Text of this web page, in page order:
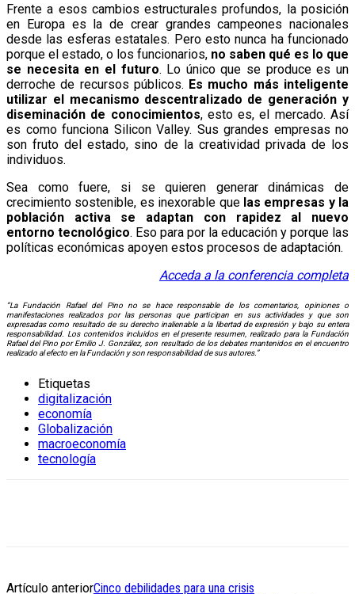
Frente a esos cambios estructurales profundos, la posición
en Europa es la de crear grandes campeones nacionales
desde las esferas estatales. Pero esto nunca ha funcionado
porque el estado, o los funcionarios, no saben qué es lo que
se necesita en el futuro. Lo único que se produce es un
derroche de recursos públicos. Es mucho más inteligente
utilizar el mecanismo descentralizado de generación y
diseminación de conocimientos, esto es, el mercado. Así
es como funciona Silicon Valley. Sus grandes empresas no
son fruto del estado, sino de la creatividad privada de los
individuos.
Sea como fuere, si se quieren generar dinámicas de
crecimiento sostenible, es inexorable que las empresas y la
población activa se adaptan con rapidez al nuevo
entorno tecnológico. Eso para por la educación y porque las
políticas económicas apoyen estos procesos de adaptación.
Acceda a la conferencia completa
“La Fundación Rafael del Pino no se hace responsable de los comentarios, opiniones o
manifestaciones realizados por las personas que participan en sus actividades y que son
expresadas como resultado de su derecho inalienable a la libertad de expresión y bajo su entera
responsabilidad. Los contenidos incluidos en el presente resumen, realizado para la Fundación
Rafael del Pino por Emilio J. González, son resultado de los debates mantenidos en el encuentro
realizado al efecto en la Fundación y son responsabilidad de sus autores.”
Etiquetas
digitalización
economía
Globalización
macroeconomía
tecnología
Artículo anteriorCinco debilidades para una crisis